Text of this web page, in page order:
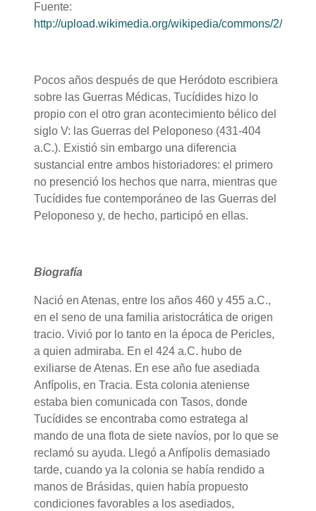
Fuente:
http://upload.wikimedia.org/wikipedia/commons/2/2d/
Pocos años después de que Heródoto escribiera
sobre las Guerras Médicas, Tucídides hizo lo
propio con el otro gran acontecimiento bélico del
siglo V: las Guerras del Peloponeso (431-404
a.C.). Existió sin embargo una diferencia
sustancial entre ambos historiadores: el primero
no presenció los hechos que narra, mientras que
Tucídides fue contemporáneo de las Guerras del
Peloponeso y, de hecho, participó en ellas.
Biografía
Nació en Atenas, entre los años 460 y 455 a.C.,
en el seno de una familia aristocrática de origen
tracio. Vivió por lo tanto en la época de Pericles,
a quien admiraba. En el 424 a.C. hubo de
exiliarse de Atenas. En ese año fue asediada
Anfípolis, en Tracia. Esta colonia ateniense
estaba bien comunicada con Tasos, donde
Tucídides se encontraba como estratega al
mando de una flota de siete navíos, por lo que se
reclamó su ayuda. Llegó a Anfípolis demasiado
tarde, cuando ya la colonia se había rendido a
manos de Brásidas, quien había propuesto
condiciones favorables a los asediados,